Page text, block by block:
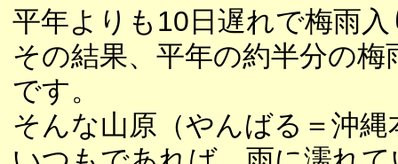
平年よりも10日遅れで梅雨
その結果、平年の約半分の
です。
そんな山原（やんばる＝沖